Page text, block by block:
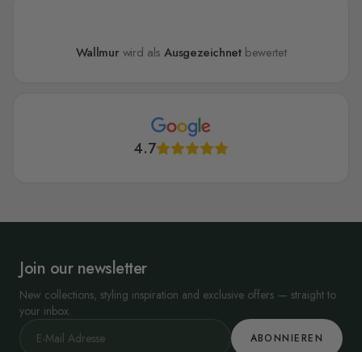
Wallmur wird alsAusgezeichnetbewertet
4.7
Join our newsletter
New collections, styling inspiration and exclusive offers — straight to
your inbox.
ABONNIEREN